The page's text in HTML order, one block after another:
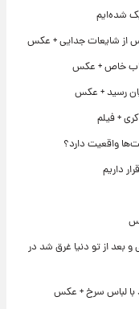
شده‌ایم
از شایعات جدایی + عکس
قاب خاص + عکس
+ فیلم
واقعیت دارد؟
داریم
و بعد از تو دنیا غرق شد در
با لباس سرخ + عکس